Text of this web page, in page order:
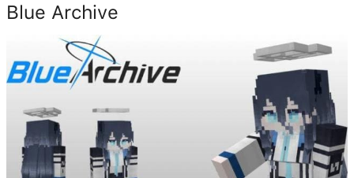
Blue Archive